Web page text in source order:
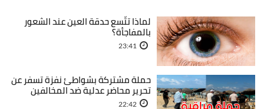
لماذا تتّسع حدقة العين عند الشعور
بالمفاجأة؟
23:41
حملة مشتركة بشواطئ نفزة تسفر عن
تحرير محاضر عدلية ضد المخالفين
22:42